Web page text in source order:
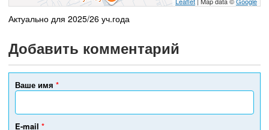
Актуально для 2025/26 уч.года
Добавить комментарий
Ваше имя *
E-mail *